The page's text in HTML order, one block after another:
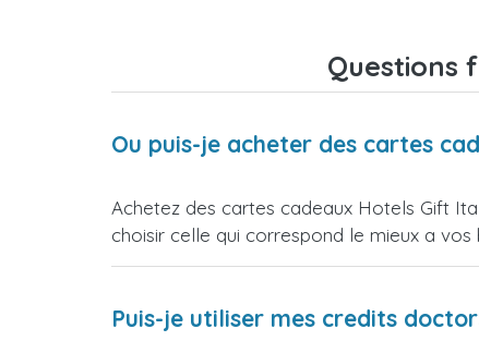
Questions
Ou puis-je acheter des cartes
Achetez des cartes cadeaux Hotels Gift
choisir celle qui correspond le mieux a
Puis-je utiliser mes credits